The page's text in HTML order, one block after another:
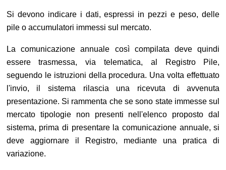
Si devono indicare i dati, espressi in pezzi e peso, delle
pile o accumulatori immessi sul mercato.
La comunicazione annuale così compilata deve quindi
essere trasmessa, via telematica, al Registro Pile,
seguendo le istruzioni della procedura. Una volta effettuato
l'invio, il sistema rilascia una ricevuta di avvenuta
presentazione. Si rammenta che se sono state immesse sul
mercato tipologie non presenti nell'elenco proposto dal
sistema, prima di presentare la comunicazione annuale, si
deve aggiornare il Registro, mediante una pratica di
variazione.